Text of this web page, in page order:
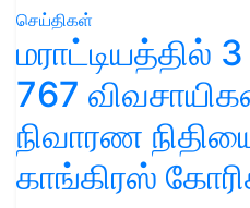
செய்திகள்
மராட்டியத்தில்
767
நிவாரண
காங்கிரஸ்